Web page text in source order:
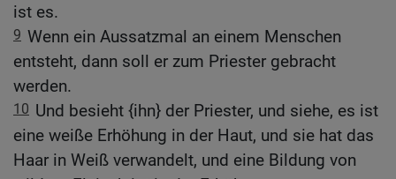
ist es.
9 Wenn ein Aussatzmal an einem Menschen
entsteht, dann soll er zum Priester gebracht
werden.
10 Und besieht {ihn} der Priester, und siehe, es ist
eine weiße Erhöhung in der Haut, und sie hat das
Haar in Weiß verwandelt, und eine Bildung von